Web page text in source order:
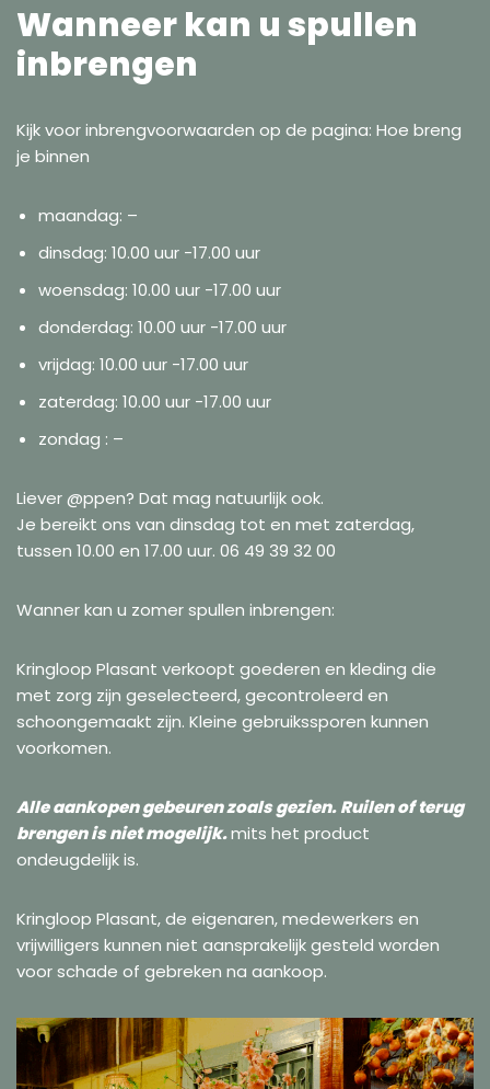
Wanneer kan u spullen
inbrengen
Kijk voor inbrengvoorwaarden op de pagina: Hoe breng
je binnen
maandag: –
dinsdag: 10.00 uur -17.00 uur
woensdag: 10.00 uur -17.00 uur
donderdag: 10.00 uur -17.00 uur
vrijdag: 10.00 uur -17.00 uur
zaterdag: 10.00 uur -17.00 uur
zondag : –
Liever @ppen? Dat mag natuurlijk ook.
Je bereikt ons van dinsdag tot en met zaterdag,
tussen 10.00 en 17.00 uur. 06 49 39 32 00
Wanner kan u zomer spullen inbrengen:
Kringloop Plasant verkoopt goederen en kleding die
met zorg zijn geselecteerd, gecontroleerd en
schoongemaakt zijn. Kleine gebruikssporen kunnen
voorkomen.
Alle aankopen gebeuren zoals gezien. Ruilen of terug
brengen is niet mogelijk.mits het product
ondeugdelijk is.
Kringloop Plasant, de eigenaren, medewerkers en
vrijwilligers kunnen niet aansprakelijk gesteld worden
voor schade of gebreken na aankoop.